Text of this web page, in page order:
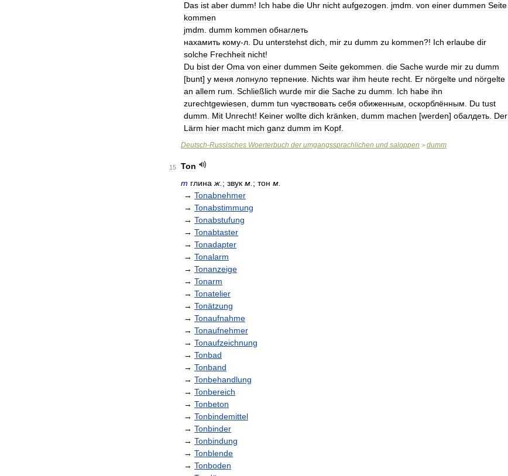
Das ist aber dumm! Ich habe die Uhr nicht aufgezogen jmdm von einer dummen Seite
kommen
jmdm dumm kommen обнаглеть
нахамить кому-л Du unterstehst dich mir zu dumm zu kommen?! Ich erlaube dir
solche Frechheit nicht!
Du bist der Oma von einer dummen Seite gekommen die Sache wurde mir zu dumm
[bunt] у меня лопнуло терпение Nichts war ihm heute recht Er nörgelte und nörgelte
an allem rum Schließlich wurde mir die Sache zu dumm Ich habe ihn
zurechtgewiesen dumm tun чувствовать себя обиженным оскорблённым Du tust
dumm
Mit Unrecht! Keiner wollte dich kränken dumm machen [werden] обалдеть Der
Lärm hier macht mich ganz dumm im Kopf
Deutsch-Russisches Woerterbuch der umgangssprachlichen und saloppen > dumm
15
Ton
m глина ж ; звук м ; тон м
→ Tonabnehmer
→ Tonabstimmung
→ Tonabstufung
→ Tonabtaster
→ Tonadapter
→ Tonalarm
→ Tonanzeige
→ Tonarm
→ Tonatelier
→ Tonätzung
→ Tonaufnahme
→ Tonaufnehmer
→ Tonaufzeichnung
→ Tonbad
→ Tonband
→ Tonbehandlung
→ Tonbereich
→ Tonbeton
→ Tonbindemittel
→ Tonbinder
→ Tonbindung
→ Tonblende
→ Tonboden